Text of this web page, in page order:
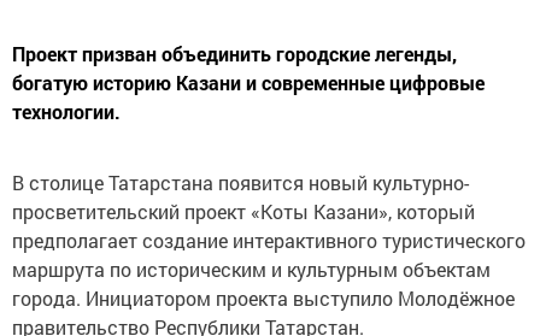
Проект призван объединить городские легенды,
богатую историю Казани и современные цифровые
технологии.
В столице Татарстана появится новый культурно-
просветительский проект «Коты Казани», который
предполагает создание интерактивного туристического
маршрута по историческим и культурным объектам
города. Инициатором проекта выступило Молодёжное
правительство Республики Татарстан.